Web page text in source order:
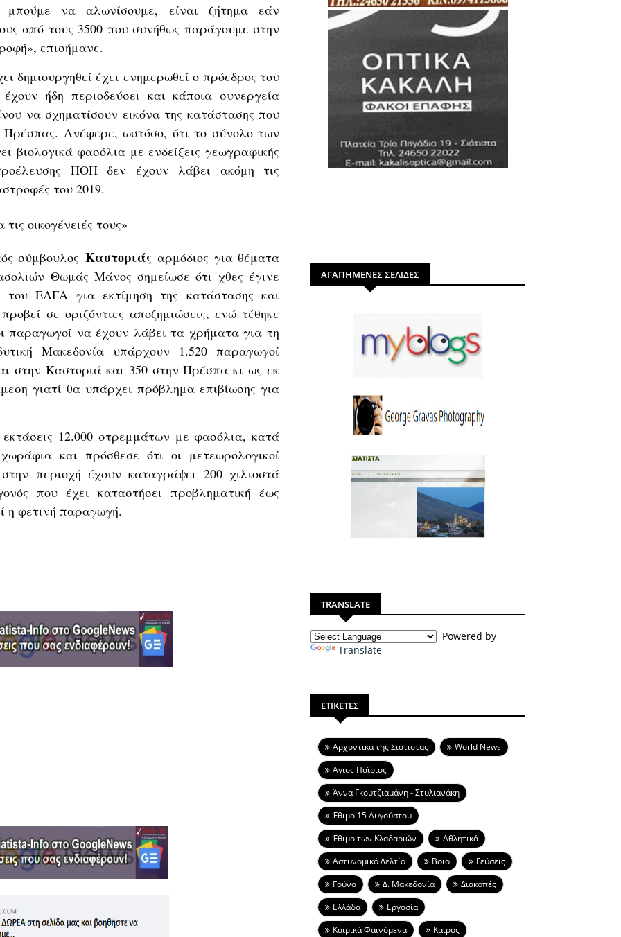
να αλωνίσουμε, είναι ζήτημα εάν
από τους 3500 που συνήθως παράγουμε στην
επισήμανε.
δημιουργηθεί έχει ενημερωθεί ο πρόεδρος του
ήδη περιοδεύσει και κάποια συνεργεία
να σχηματίσουν εικόνα της κατάστασης που
Πρέσπας. Ανέφερε, ωστόσο, ότι το σύνολο των
φασόλια με ενδείξεις γεωγραφικής
ΠΟΠ δεν έχουν λάβει ακόμη τις
του 2019.
οικογένειές τους»
σύμβουλος Καστοριάςαρμόδιος για θέματα
Θωμάς Μάνος σημείωσε ότι χθες έγινε
ΕΛΓΑ για εκτίμηση της κατάστασης και
σε οριζόντιες αποζημιώσεις, ενώ τέθηκε
παραγωγοί να έχουν λάβει τα χρήματα για τη
Μακεδονία υπάρχουν 1.520 παραγωγοί
στην Καστοριά και 350 στην Πρέσπα κι ως εκ
γιατί θα υπάρχει πρόβλημα επιβίωσης για
12.000 στρεμμάτων με φασόλια, κατά
και πρόσθεσε ότι οι μετεωρολογικοί
περιοχή έχουν καταγράψει 200 χιλιοστά
που έχει καταστήσει προβληματική έως
η φετινή παραγωγή.
ΑΓΑΠΗΜΕΝΕΣ ΣΕΛΙΔΕΣ
TRANSLATE
Powered by
Translate
ΕΤΙΚΕΤΕΣ
Aρχοντικά της Σιάτιστας
World News
Άγιος Παϊσιος
Άννα Γκουτζιαμάνη - Στυλιανάκη
Έθιμο 15 Αυγούστου
Έθιμο των Κλαδαριών
Αθλητικά
Αστυνομικό Δελτίο
Βοϊο
Γεύσεις
Γούνα
Δ. Μακεδονία
Διακοπές
Ελλάδα
Εργασία
Καιρικά Φαινόμενα
Καιρός